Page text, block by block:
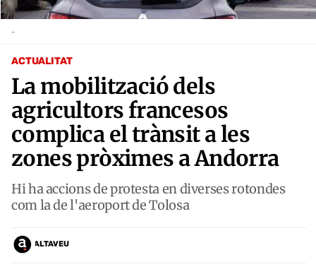
ACTUALITAT
La mobilització dels
agricultors francesos
complica el trànsit a les
zones pròximes a Andorra
Hi ha accions de protesta en diverses rotondes
com la de l'aeroport de Tolosa
ALTAVEU
-